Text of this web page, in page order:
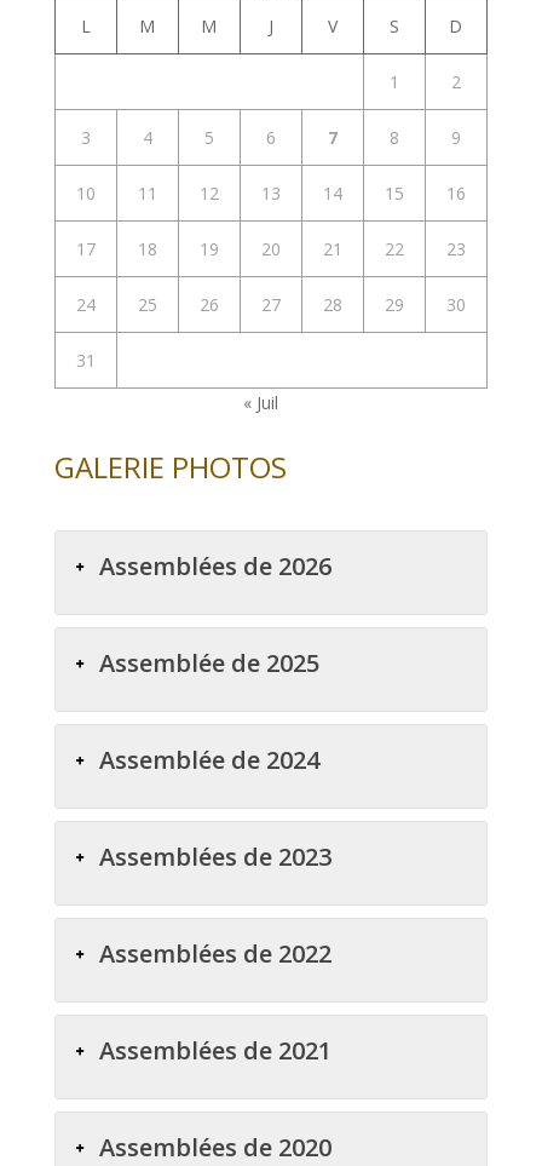
L M M J V S D
1 2
3 4 5 6 7 8 9
10 11 12 13 14 15 16
17 18 19 20 21 22 23
24 25 26 27 28 29 30
31
« Juil
GALERIE PHOTOS
Assemblées de 2026
Assemblée de 2025
Assemblée de 2024
Assemblées de 2023
Assemblées de 2022
Assemblées de 2021
Assemblées de 2020